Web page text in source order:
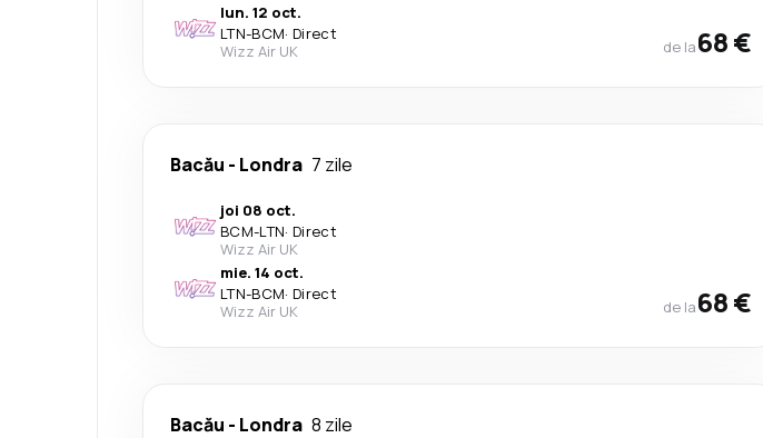
lun. 12 oct.
LTN-BCM· Direct
Wizz Air UK
de la68 €
Bacău - Londra 7 zile
joi 08 oct.
BCM-LTN· Direct
Wizz Air UK
mie. 14 oct.
LTN-BCM· Direct
Wizz Air UK
de la68 €
Bacău - Londra 8 zile